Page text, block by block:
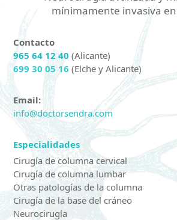
mínimamente invasiva
Contacto
965 64 12 40 (Alicante)
699 30 05 16 (Elche y Alicante)
Email:
info@doctorsendra.com
Especialidades
Cirugía de columna cervical
Cirugía de columna lumbar
Otras patologías de la columna
Cirugía de la base del cráneo
Neurocirugía